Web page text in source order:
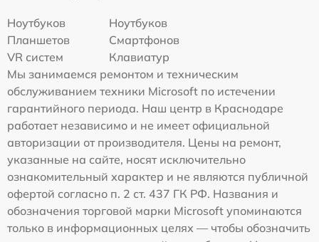
Ноутбуков
Ноутбуков
Планшетов
Смартфонов
VR систем
Клавиатур
Мы занимаемся ремонтом и техническим
обслуживанием техники Microsoft по истечении
гарантийного периода. Наш центр в Краснодаре
работает независимо и не имеет официальной
авторизации от производителя. Цены на ремонт,
указанные на сайте, носят исключительно
ознакомительный характер и не являются публичной
офертой согласно п. 2 ст. 437 ГК РФ. Названия и
обозначения торговой марки Microsoft упоминаются
только в информационных целях — чтобы обозначить